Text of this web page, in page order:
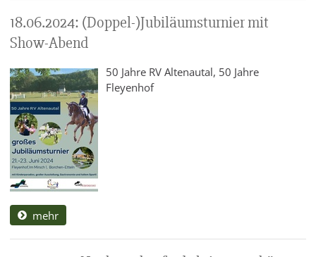
18.06.2024: (Doppel-)Jubiläumsturnier mit
Show-Abend
50 Jahre RV Altenautal, 50 Jahre
Fleyenhof
mehr